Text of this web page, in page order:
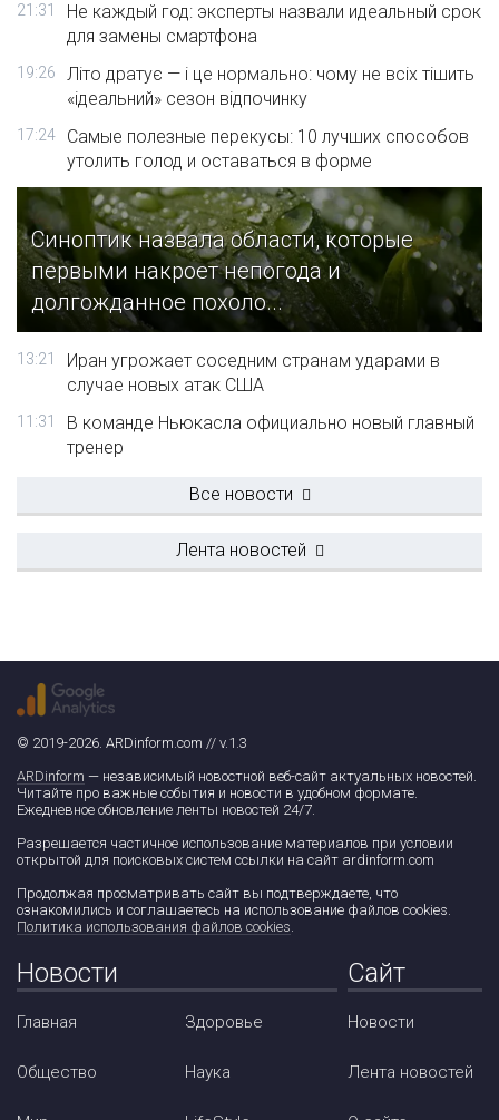
21:31
Не каждый год: эксперты назвали идеальный срок
для замены смартфона
19:26
Літо дратує — і це нормально: чому не всіх тішить
«ідеальний» сезон відпочинку
17:24
Самые полезные перекусы: 10 лучших способов
утолить голод и оставаться в форме
Синоптик назвала области, которые
первыми накроет непогода и
долгожданное похоло...
13:21
Иран угрожает соседним странам ударами в
случае новых атак США
11:31
В команде Ньюкасла официально новый главный
тренер
Все новости
Лента новостей
© 2019-2026. ARDinform.com // v.1.3
ARDinform — независимый новостной веб-сайт актуальных новостей.
Читайте про важные события и новости в удобном формате.
Ежедневное обновление ленты новостей 24/7.
Разрешается частичное использование материалов при условии
открытой для поисковых систем ссылки на сайт ardinform.com
Продолжая просматривать сайт вы подтверждаете, что
ознакомились и соглашаетесь на использование файлов cookies.
Политика использования файлов cookies.
Новости
Главная
Общество
Здоровье
Наука
Сайт
Новости
Лента новостей